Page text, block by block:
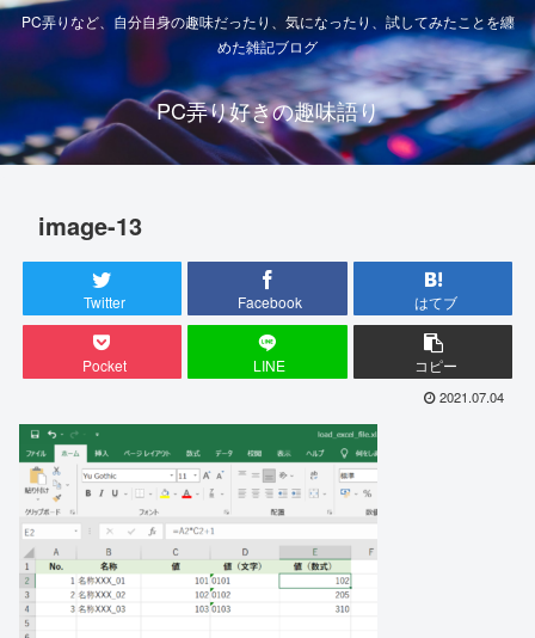
PC弄りなど、自分自身の趣味だったり、気になったり、試してみたことを纏
めた雑記ブログ
PC弄り好きの趣味語り
image-13
Twitter Facebook はてブ
Pocket LINE コピー
2021.07.04